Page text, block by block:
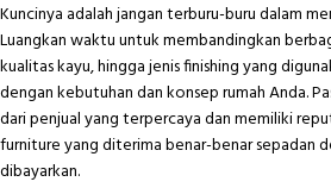
Kuncinya adalah jangan terburu-buru dalam
Luangkan waktu untuk membandingkan
kualitas kayu, hingga jenis finishing yang
dengan kebutuhan dan konsep rumah Anda.
dari penjual yang terpercaya dan memiliki
furniture yang diterima benar-benar sepadan
dibayarkan.